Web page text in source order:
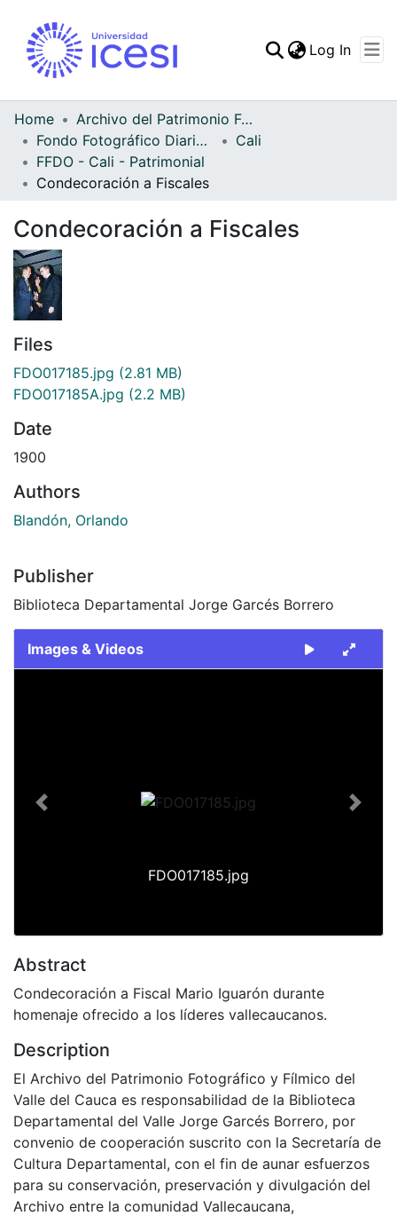
Statistics
Log In
Home
Archivo del Patrimonio Fotográfico y Fílmico del Valle del Cauca
Fondo Fotográfico Diario Occidente
Cali
FFDO - Cali - Patrimonial
Condecoración a Fiscales
Condecoración a Fiscales
Files
FDO017185.jpg (2.81 MB)
FDO017185A.jpg (2.2 MB)
Date
1900
Authors
Blandón, Orlando
Publisher
Biblioteca Departamental Jorge Garcés Borrero
Images & Videos
FDO017185.jpg
Previous Next
Abstract
Condecoración a Fiscal Mario Iguarón durante
homenaje ofrecido a los líderes vallecaucanos.
Description
El Archivo del Patrimonio Fotográfico y Fílmico del
Valle del Cauca es responsabilidad de la Biblioteca
Departamental del Valle Jorge Garcés Borrero, por
convenio de cooperación suscrito con la Secretaría de
Cultura Departamental, con el fin de aunar esfuerzos
para su conservación, preservación y divulgación del
Archivo entre la comunidad Vallecaucana,